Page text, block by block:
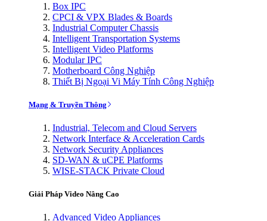
Box IPC
CPCI & VPX Blades & Boards
Industrial Computer Chassis
Intelligent Transportation Systems
Intelligent Video Platforms
Modular IPC
Motherboard Công Nghiệp
Thiết Bị Ngoại Vi Máy Tính Công Nghiệp
Mạng & Truyền Thông
Industrial, Telecom and Cloud Servers
Network Interface & Acceleration Cards
Network Security Appliances
SD-WAN & uCPE Platforms
WISE-STACK Private Cloud
Giải Pháp Video Nâng Cao
Advanced Video Appliances